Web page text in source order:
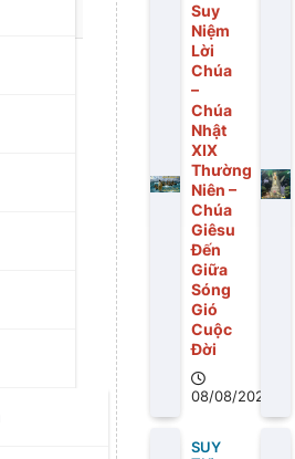
Suy
Niệm
Lời
Chúa
–
Chúa
Nhật
XIX
Thường
Niên –
Chúa
Giêsu
Đến
Giữa
Sóng
Gió
Cuộc
Đời
08/08/2026
SUY